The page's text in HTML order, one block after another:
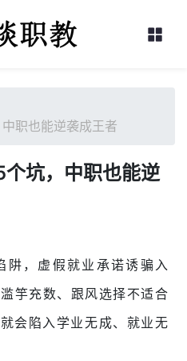
职也能逆袭成王者
坑，中职也能逆
阱，虚假就业承诺诱骗入
竽充数、跟风选择不适合
会陷入学业无成、就业无